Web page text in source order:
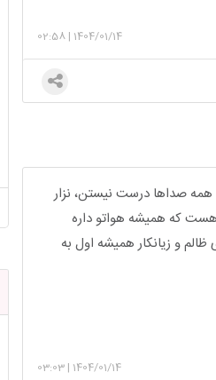
1404/01/14
|
02:58
همه صداها درست نیستن، نزار
که همیشه هواتو داره
و زیانکار همیشه اول به
1404/01/14
|
03:03